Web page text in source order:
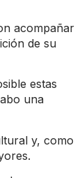
acompañar
de su
estas
una
y, como